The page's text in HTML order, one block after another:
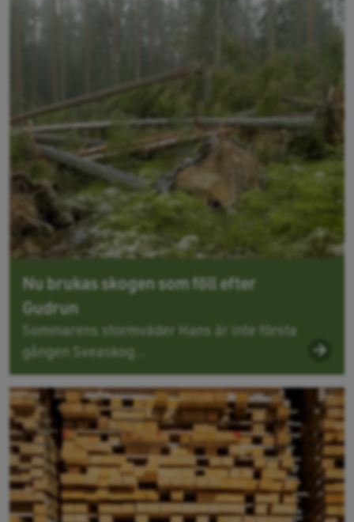
Nu brukas skogen som föll efter
Gudrun
Sommarens stormväder Hans är inte första
gången Sveaskog...